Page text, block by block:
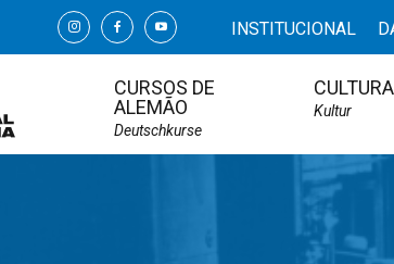
INSTITUCIONAL
CURSOS DE
ALEMÃO
Deutschkurse
CULTURA
Kultur